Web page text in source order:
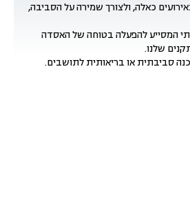
כאלה, ולצורך שמירה על הסביבה,
המסייע להפעלה בטוחה של האסדה
שלנו.
סביבתית או בריאותית לתושבים.